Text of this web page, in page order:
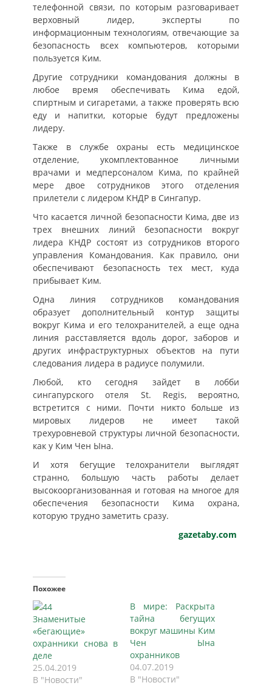
телефонной связи, по которым разговаривает
верховный лидер, эксперты по
информационным технологиям, отвечающие за
безопасность всех компьютеров, которыми
пользуется Ким.
Другие сотрудники командования должны в
любое время обеспечивать Кима едой,
спиртным и сигаретами, а также проверять всю
еду и напитки, которые будут предложены
лидеру.
Также в службе охраны есть медицинское
отделение, укомплектованное личными
врачами и медперсоналом Кима, по крайней
мере двое сотрудников этого отделения
прилетели с лидером КНДР в Сингапур.
Что касается личной безопасности Кима, две из
трех внешних линий безопасности вокруг
лидера КНДР состоят из сотрудников второго
управления Командования. Как правило, они
обеспечивают безопасность тех мест, куда
прибывает Ким.
Одна линия сотрудников командования
образует дополнительный контур защиты
вокруг Кима и его телохранителей, а еще одна
линия расставляется вдоль дорог, заборов и
других инфраструктурных объектов на пути
следования лидера в радиусе полумили.
Любой, кто сегодня зайдет в лобби
сингапурского отеля St. Regis, вероятно,
встретится с ними. Почти никто больше из
мировых лидеров не имеет такой
трехуровневой структуры личной безопасности,
как у Ким Чен Ына.
И хотя бегущие телохранители выглядят
странно, большую часть работы делает
высокоорганизованная и готовая на многое для
обеспечения безопасности Кима охрана,
которую трудно заметить сразу.
gazetaby.com
Похожее
Знаменитые
«бегающие»
охранники снова в
деле
25.04.2019
В "Новости"
В мире: Раскрыта
тайна бегущих
вокруг машины Ким
Чен Ына
охранников
04.07.2019
В "Новости"